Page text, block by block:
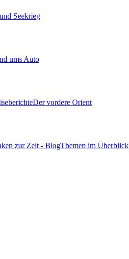
Seekrieg
ums Auto
Der vordere Orient
zur Zeit - BlogThemen im Überblick